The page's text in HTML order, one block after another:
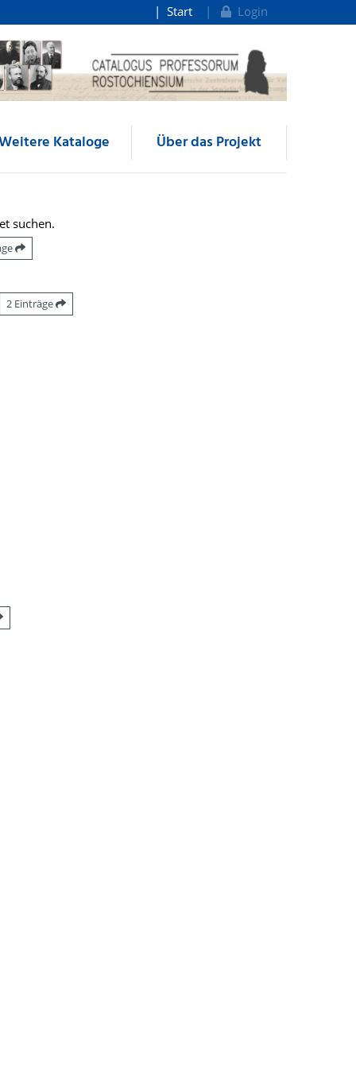
Start Login
Kataloge Über das Projekt
suchen.
2 Einträge